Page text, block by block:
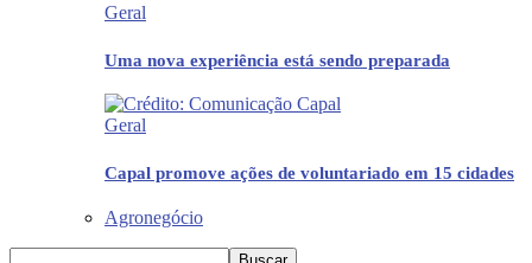
Geral
Uma nova experiência está sendo preparada
Geral
Capal promove ações de voluntariado em 15 cidades
Agronegócio